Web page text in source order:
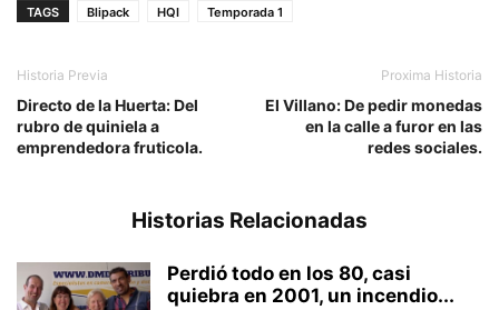
TAGS Blipack HQI Temporada 1
Historia Previa
Directo de la Huerta: Del
rubro de quiniela a
emprendedora fruticola.
Proxima Historia
El Villano: De pedir monedas
en la calle a furor en las
redes sociales.
Historias Relacionadas
Perdió todo en los 80, casi
quiebra en 2001, un incendio...